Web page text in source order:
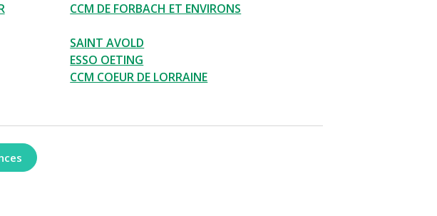
CCM DE FORBACH ET ENVIRONS
SAINT AVOLD
ESSO OETING
CCM COEUR DE LORRAINE